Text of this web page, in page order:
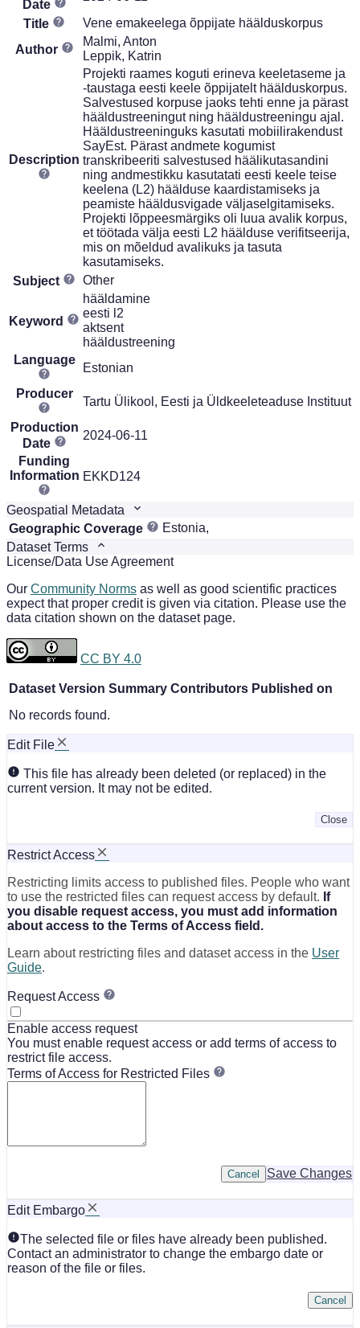
Date
Title
Vene emakeelega õppijate häälduskorpus
Author
Malmi, Anton
Leppik, Katrin
Description
Projekti raames koguti erineva keeletaseme ja
-taustaga eesti keele õppijatelt häälduskorpus.
Salvestused korpuse jaoks tehti enne ja pärast
hääldustreeningut ning hääldustreeningu ajal.
Hääldustreeninguks kasutati mobiilirakendust
SayEst. Pärast andmete kogumist
transkribeeriti salvestused häälikutasandini
ning andmestikku kasutatati eesti keele teise
keelena (L2) häälduse kaardistamiseks ja
peamiste hääldusvigade väljaselgitamiseks.
Projekti lõppeesmärgiks oli luua avalik korpus,
et töötada välja eesti L2 häälduse verifitseerija,
mis on mõeldud avalikuks ja tasuta
kasutamiseks.
Subject
Other
Keyword
hääldamine
eesti l2
aktsent
hääldustreening
Language
Estonian
Producer
Tartu Ülikool, Eesti ja Üldkeeleteaduse Instituut
Production
Date
2024-06-11
Funding
Information EKKD124
Geospatial Metadata
Geographic Coverage
Estonia,
Dataset Terms
License/Data Use Agreement
Our Community Norms as well as good scientific practices
expect that proper credit is given via citation. Please use the
data citation shown on the dataset page.
CC BY 4.0
Dataset Version Summary Contributors Published on
No records found.
Edit File
This file has already been deleted (or replaced) in the
current version. It may not be edited.
Close
Restrict Access
Restricting limits access to published files. People who want
to use the restricted files can request access by default. If
you disable request access, you must add information
about access to the Terms of Access field.
Learn about restricting files and dataset access in the User
Guide.
Request Access
Enable access request
You must enable request access or add terms of access to
restrict file access.
Terms of Access for Restricted Files
Save Changes
Cancel
Edit Embargo
The selected file or files have already been published.
Contact an administrator to change the embargo date or
reason of the file or files.
Cancel